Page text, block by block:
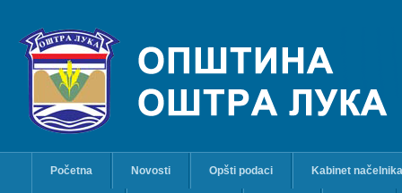
Početna Novosti Opšti podaci Kabinet načelnika